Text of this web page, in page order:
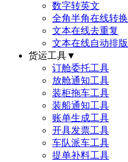
数字转英文
全角半角在线转换
文本在线去重复
文本在线自动排版
货运工具▼
订舱委托工具
放舱通知工具
装柜拖车工具
装船通知工具
账单生成工具
开具发票工具
车队派车工具
提单补料工具